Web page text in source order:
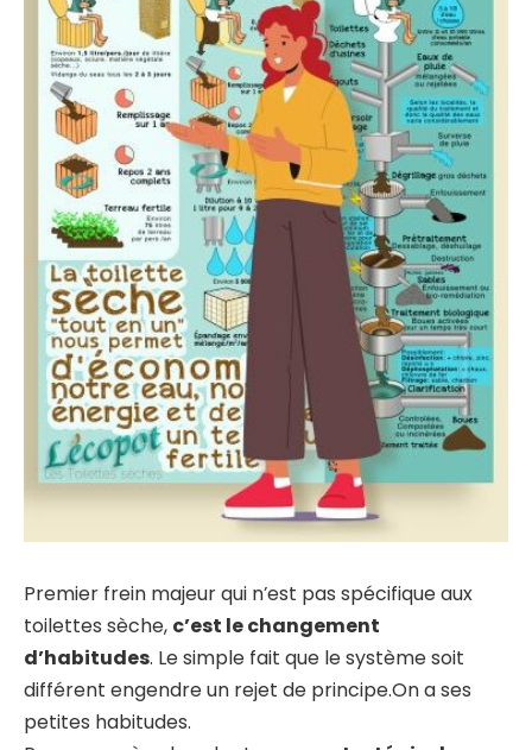
Premier frein majeur qui n’est pas spécifique aux
toilettes sèche, c’est le changement
d’habitudes. Le simple fait que le système soit
différent engendre un rejet de principe.On a ses
petites habitudes.